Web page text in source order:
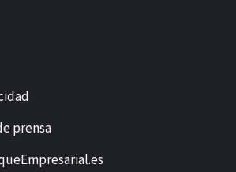
prensa